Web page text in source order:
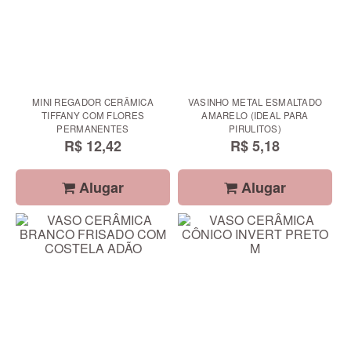
MINI REGADOR CERÂMICA
TIFFANY COM FLORES
PERMANENTES
R$ 12,42
Alugar
VASINHO METAL ESMALTADO
AMARELO (IDEAL PARA
PIRULITOS)
R$ 5,18
Alugar